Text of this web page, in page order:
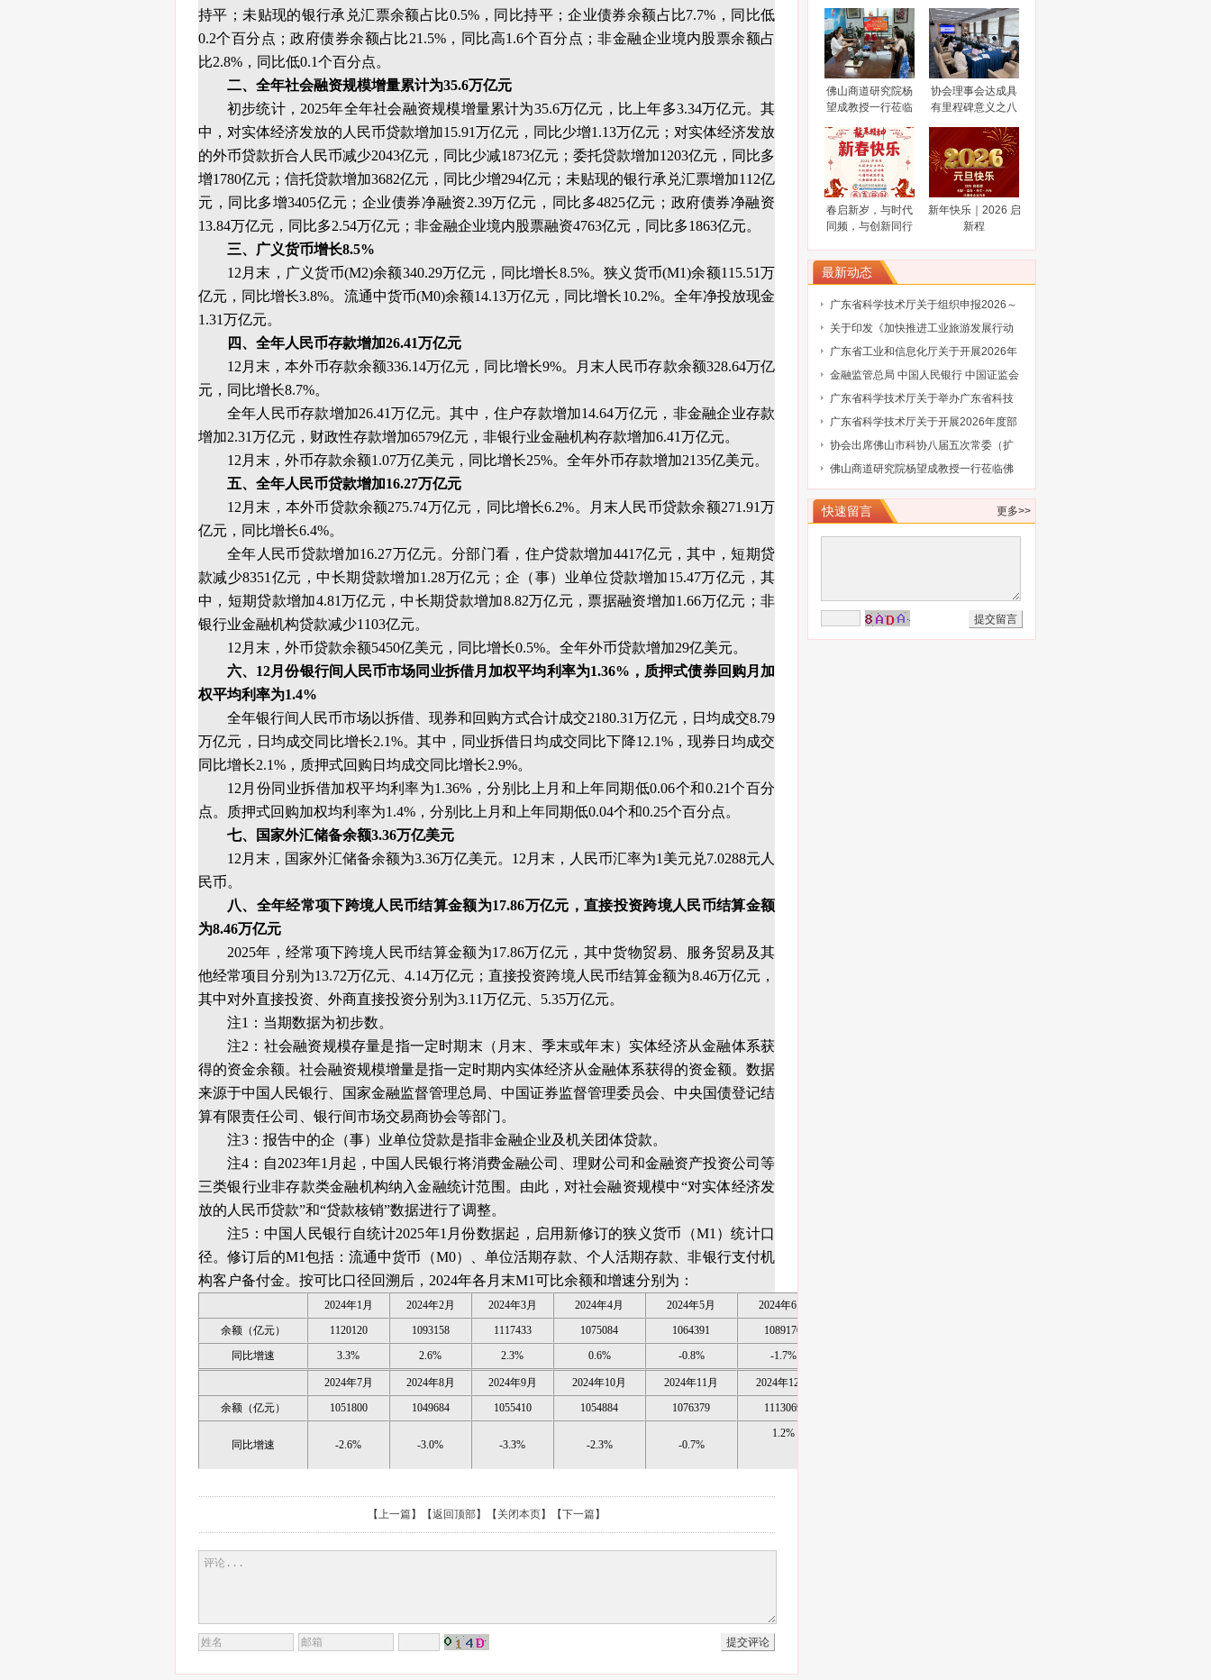
持平；未贴现的银行承兑汇票余额占比0.5%，同比持平；企业债券余额占比7.7%，同比低
0.2个百分点；政府债券余额占比21.5%，同比高1.6个百分点；非金融企业境内股票余额占
比2.8%，同比低0.1个百分点。
二、全年社会融资规模增量累计为35.6万亿元
初步统计，2025年全年社会融资规模增量累计为35.6万亿元，比上年多3.34万亿元。其
中，对实体经济发放的人民币贷款增加15.91万亿元，同比少增1.13万亿元；对实体经济发放
的外币贷款折合人民币减少2043亿元，同比少减1873亿元；委托贷款增加1203亿元，同比多
增1780亿元；信托贷款增加3682亿元，同比少增294亿元；未贴现的银行承兑汇票增加112亿
元，同比多增3405亿元；企业债券净融资2.39万亿元，同比多4825亿元；政府债券净融资
13.84万亿元，同比多2.54万亿元；非金融企业境内股票融资4763亿元，同比多1863亿元。
三、广义货币增长8.5%
12月末，广义货币(M2)余额340.29万亿元，同比增长8.5%。狭义货币(M1)余额115.51万
亿元，同比增长3.8%。流通中货币(M0)余额14.13万亿元，同比增长10.2%。全年净投放现金
1.31万亿元。
四、全年人民币存款增加26.41万亿元
12月末，本外币存款余额336.14万亿元，同比增长9%。月末人民币存款余额328.64万亿
元，同比增长8.7%。
全年人民币存款增加26.41万亿元。其中，住户存款增加14.64万亿元，非金融企业存款
增加2.31万亿元，财政性存款增加6579亿元，非银行业金融机构存款增加6.41万亿元。
12月末，外币存款余额1.07万亿美元，同比增长25%。全年外币存款增加2135亿美元。
五、全年人民币贷款增加16.27万亿元
12月末，本外币贷款余额275.74万亿元，同比增长6.2%。月末人民币贷款余额271.91万
亿元，同比增长6.4%。
全年人民币贷款增加16.27万亿元。分部门看，住户贷款增加4417亿元，其中，短期贷
款减少8351亿元，中长期贷款增加1.28万亿元；企（事）业单位贷款增加15.47万亿元，其
中，短期贷款增加4.81万亿元，中长期贷款增加8.82万亿元，票据融资增加1.66万亿元；非
银行业金融机构贷款减少1103亿元。
12月末，外币贷款余额5450亿美元，同比增长0.5%。全年外币贷款增加29亿美元。
六、12月份银行间人民币市场同业拆借月加权平均利率为1.36%，质押式债券回购月加
权平均利率为1.4%
全年银行间人民币市场以拆借、现券和回购方式合计成交2180.31万亿元，日均成交8.79
万亿元，日均成交同比增长2.1%。其中，同业拆借日均成交同比下降12.1%，现券日均成交
同比增长2.1%，质押式回购日均成交同比增长2.9%。
12月份同业拆借加权平均利率为1.36%，分别比上月和上年同期低0.06个和0.21个百分
点。质押式回购加权均利率为1.4%，分别比上月和上年同期低0.04个和0.25个百分点。
七、国家外汇储备余额3.36万亿美元
12月末，国家外汇储备余额为3.36万亿美元。12月末，人民币汇率为1美元兑7.0288元人
民币。
八、全年经常项下跨境人民币结算金额为17.86万亿元，直接投资跨境人民币结算金额
为8.46万亿元
2025年，经常项下跨境人民币结算金额为17.86万亿元，其中货物贸易、服务贸易及其
他经常项目分别为13.72万亿元、4.14万亿元；直接投资跨境人民币结算金额为8.46万亿元，
其中对外直接投资、外商直接投资分别为3.11万亿元、5.35万亿元。
注1：当期数据为初步数。
注2：社会融资规模存量是指一定时期末（月末、季末或年末）实体经济从金融体系获
得的资金余额。社会融资规模增量是指一定时期内实体经济从金融体系获得的资金额。数据
来源于中国人民银行、国家金融监督管理总局、中国证券监督管理委员会、中央国债登记结
算有限责任公司、银行间市场交易商协会等部门。
注3：报告中的企（事）业单位贷款是指非金融企业及机关团体贷款。
注4：自2023年1月起，中国人民银行将消费金融公司、理财公司和金融资产投资公司等
三类银行业非存款类金融机构纳入金融统计范围。由此，对社会融资规模中“对实体经济发
放的人民币贷款”和“贷款核销”数据进行了调整。
注5：中国人民银行自统计2025年1月份数据起，启用新修订的狭义货币（M1）统计口
径。修订后的M1包括：流通中货币（M0）、单位活期存款、个人活期存款、非银行支付机
构客户备付金。按可比口径回溯后，2024年各月末M1可比余额和增速分别为：
2024年1月 2024年2月 2024年3月 2024年4月 2024年5月
2024年6月
余额（亿元）
1120120 1093158 1117433 1075084 1064391
1089170
同比增速
3.3% 2.6% 2.3% 0.6% -0.8% -1.7%
2024年7月 2024年8月 2024年9月 2024年10月 2024年11月
2024年12月
余额（亿元）
1051800 1049684 1055410 1054884 1076379 1113069
同比增速 -2.6% -3.0% -3.3% -2.3% -0.7%
1.2%
【上一篇】【返回顶部】【 关闭本页】【下一篇】
广东省科学技术厅关于征集2025浦江创
新论坛—全球技术转移大会参展项目
广东省科学技术厅关于组织参加2025中
国国际大数据产业博览会的通知
广东省工业和信息化厅关于广东民营企
业家智库成员（第三批）名单的通告
工业和信息化部办公厅关于开展2024年
通知
关于公布 2023年佛山高新区金融服务企
业大赛评选结果的通知
陈新文任佛山市人民政府副市长
谋而后动，打非“一击必中”
关于协会队伍建设的通知（工行）
佛山商道研究院杨
望成教授一行莅临
会调研指导
协会理事会达成具
有里程碑意义之八
春启新岁，与时代
同频，与创新同行
新年快乐｜2026 启
新程
最新动态
广东省科学技术厅关于组织申报2026～
2027年度省重点领域研发计划“智能机器
人”专项项目的通知
关于印发《加快推进工业旅游发展行动
计划（2026-2030年）》的通知
广东省工业和信息化厅关于开展2026年
省级企业技术中心（第25批）认定的通
知
金融监管总局 中国人民银行 中国证监会
财政部关于健全金融机构治理的实施意
见
广东省科学技术厅关于举办广东省科技
保险后奖补管理办法及2027年广东省科
技与金融结合专项申报指南政策解读培
训会的通知
广东省科学技术厅关于开展2026年度部
级科技型企业孵化器推荐工作的通知
协会出席佛山市科协八届五次常委（扩
大）会议
佛山商道研究院杨望成教授一行莅临佛
山市科技金融协会调研指导
更多>>
快速留言